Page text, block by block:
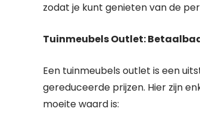
zodat je kunt genieten van de
Tuinmeubels Outlet:
Een tuinmeubels outlet is een
gereduceerde prijzen. Hier zijn
moeite waard is: